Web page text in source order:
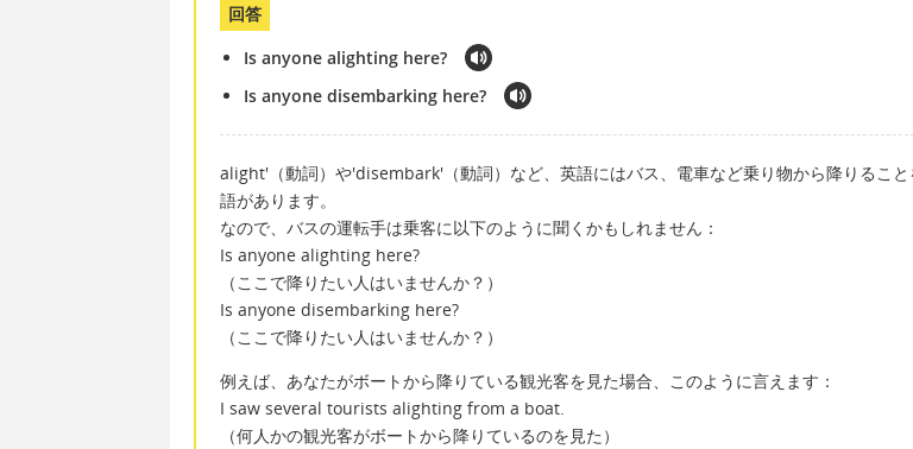
回答
Is anyone alighting here?
Is anyone disembarking here?
alight'（動詞）や'disembark'（動詞）など、英語にはバス、電車など乗り物から降りるこ
語があります。
なので、バスの運転手は乗客に以下のように聞くかもしれません：
Is anyone alighting here?
（ここで降りたい人はいませんか？）
Is anyone disembarking here?
（ここで降りたい人はいませんか？）
例えば、あなたがボートから降りている観光客を見た場合、このように言えます：
I saw several tourists alighting from a boat.
（何人かの観光客がボートから降りているのを見た）